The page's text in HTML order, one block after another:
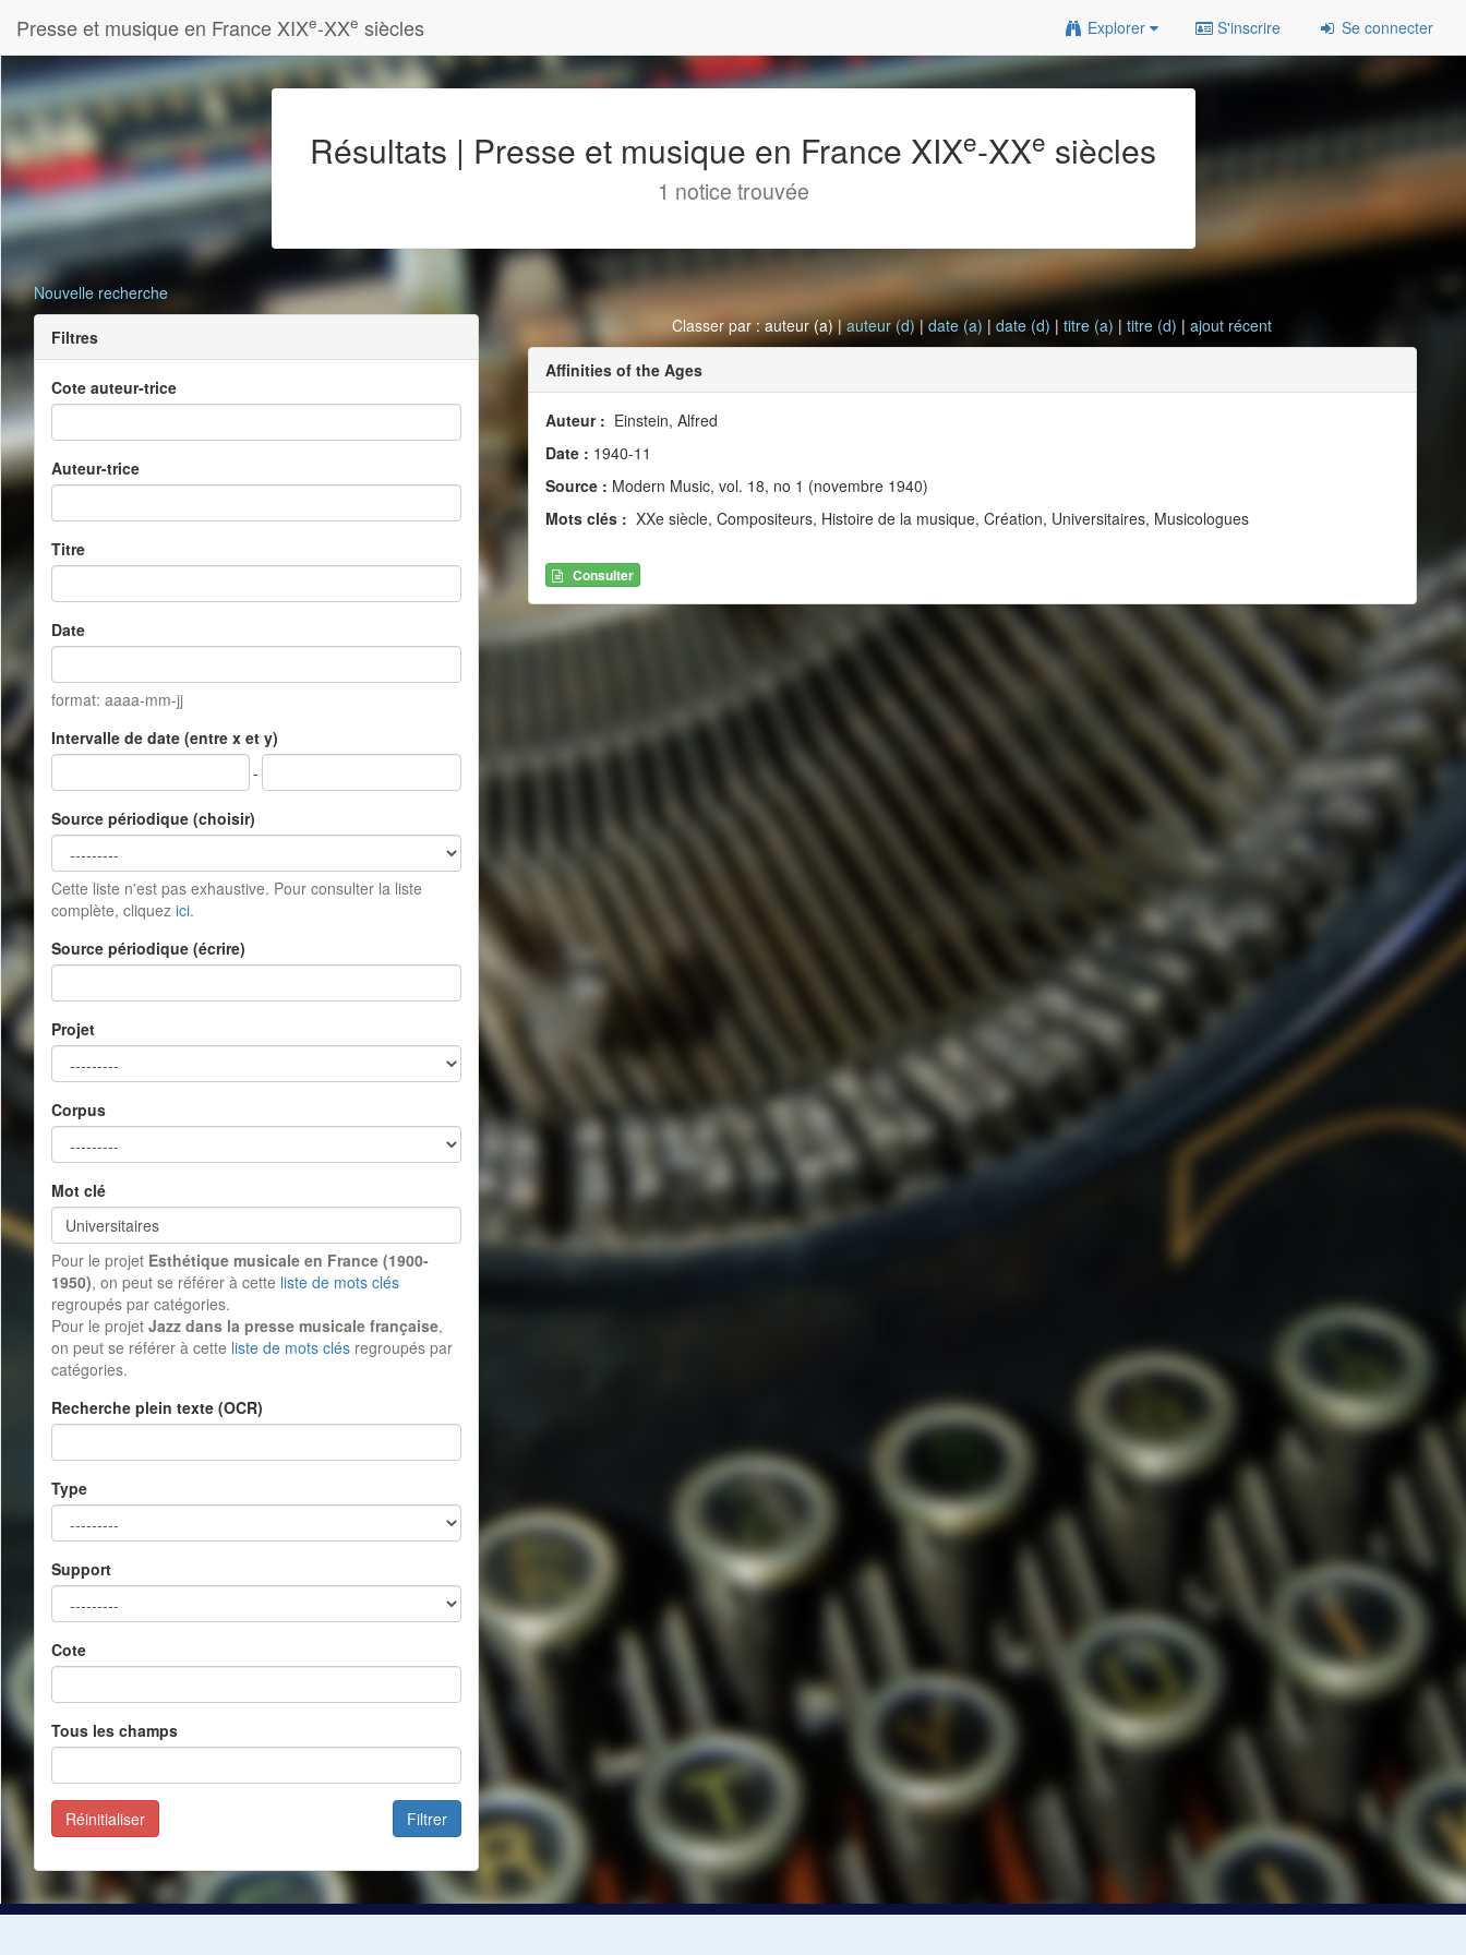
Presse et musique en France XIXe-XXe siècles Explorer S'inscrire Se connecter
Résultats | Presse et musique en France XIXe-XXe siècles
1 notice trouvée
Nouvelle recherche
Filtres
Cote auteur-trice
Auteur-trice
Titre
Date
format: aaaa-mm-jj
Intervalle de date (entre x et y)
-
Source périodique (choisir)
Cette liste n'est pas exhaustive. Pour consulter la liste
complète, cliquez ici.
Source périodique (écrire)
Projet
Corpus
Mot clé
Pour le projet Esthétique musicale en France (1900-
1950), on peut se référer à cette liste de mots clés
regroupés par catégories.
Pour le projet Jazz dans la presse musicale française,
on peut se référer à cette liste de mots clés regroupés par
catégories.
Recherche plein texte (OCR)
Type
Support
Cote
Tous les champs
Filtrer
Réinitialiser
Classer par : auteur (a) |auteur (d)|date (a) |date (d) |titre (a) |titre (d) |ajout récent
Affinities of the Ages
Auteur : Einstein, Alfred
Date : 1940-11
Source : Modern Music, vol. 18, no 1 (novembre 1940)
Mots clés : XXe siècle, Compositeurs, Histoire de la musique, Création, Universitaires, Musicologues
Consulter